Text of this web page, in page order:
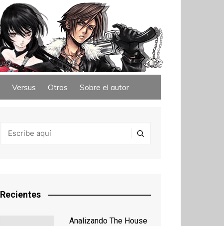
Versus Otros Sobre el autor
Recientes
Analizando The House